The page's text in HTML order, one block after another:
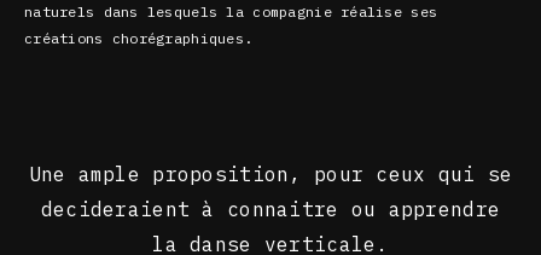
naturels dans lesquels la compagnie réalise ses
créations chorégraphiques.
Une ample proposition, pour ceux qui se
decideraient à connaitre ou apprendre
la danse verticale.